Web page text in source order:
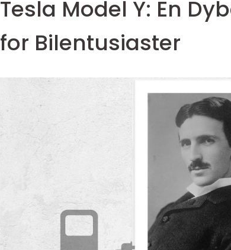
Tesla Model Y: En
for Bilentusiaster